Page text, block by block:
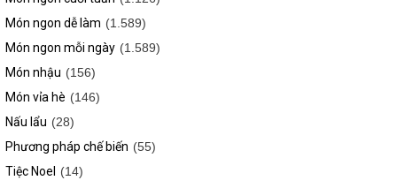
Món ngon dễ làm (1.589)
Món ngon mỗi ngày (1.589)
Món nhậu (156)
Món vỉa hè (146)
Nấu lẩu (28)
Phương pháp chế biến (55)
Tiệc Noel
(14)